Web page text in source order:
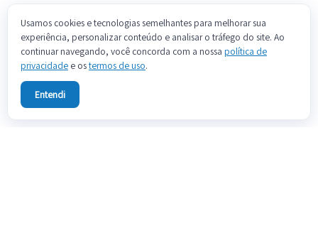
Usamos cookies e tecnologias semelhantes para melhorar sua
experiência, personalizar conteúdo e analisar o tráfego do site. Ao
continuar navegando, você concorda com a nossa política de
privacidade e ostermos de uso.
Entendi